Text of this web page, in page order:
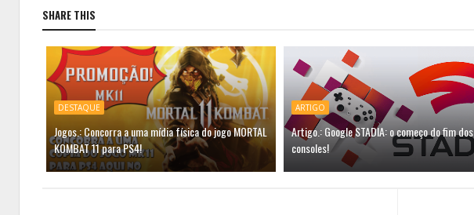
SHARE THIS
DESTAQUE
Jogos.: Concorra a uma mídia física do jogo MORTAL
KOMBAT 11 para PS4!
ARTIGO
Artigo.: Google STADIA: o começo do fim dos
consoles!